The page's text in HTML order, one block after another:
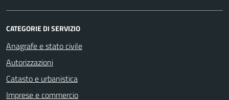
CATEGORIE DI SERVIZIO
Anagrafe e stato civile
Autorizzazioni
Catasto e urbanistica
Imprese e commercio